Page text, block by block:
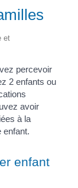
et
percevoir
2 enfants ou
avoir
à la
enfant.
enfant